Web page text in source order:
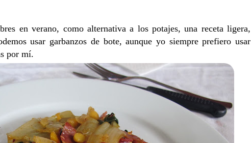
en verano, como alternativa a los potajes, una receta ligera,
usar garbanzos de bote, aunque yo siempre prefiero usar
por mí.